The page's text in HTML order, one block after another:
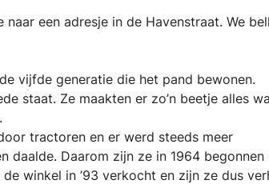
een adresje in de Havenstraat. We
vijfde generatie die het pand bewonen.
staat. Ze maakten er zo’n beetje alles
tractoren en er werd steeds meer
daalde. Daarom zijn ze in 1964 begonnen
winkel in ’93 verkocht en zijn ze dus